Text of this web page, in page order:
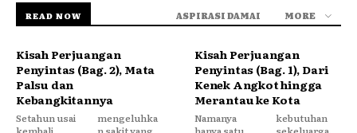
READ NOW ASPIRASI DAMAI MORE
Kisah Perjuangan
Penyintas (Bag. 2), Mata
Palsu dan
Kebangkitannya
Setahun usai
mengeluhka
Kisah Perjuangan
Penyintas (Bag. 1), Dari
Kenek Angkot hingga
Merantau ke Kota
Namanya
kebutuhan